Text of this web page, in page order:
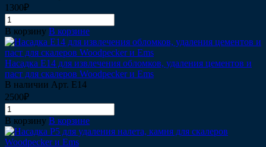
1300₽
В корзину В корзине
Насадка Е14 для извлечения обломков, удаления цементов и
паст для скалеров Woodpecker и Ems
В наличии Арт. Е14
2500₽
В корзину В корзине